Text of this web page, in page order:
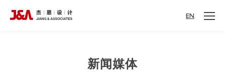
EN
新闻媒体